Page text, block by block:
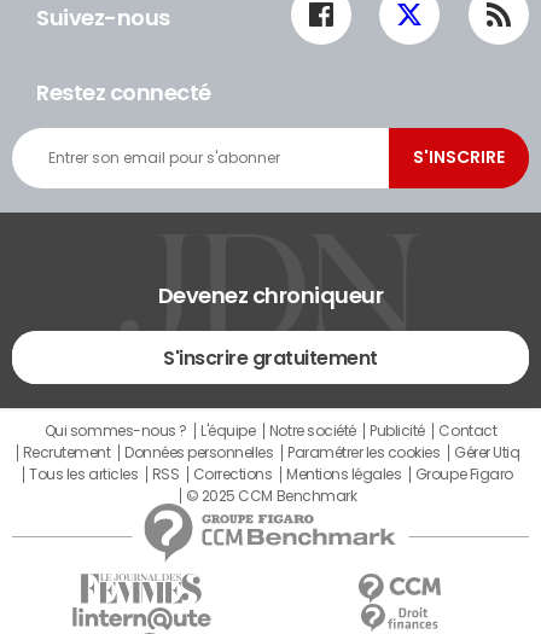
Suivez-nous
Restez connecté
Devenez chroniqueur
S'inscrire gratuitement
Qui sommes-nous ? L'équipe Notre société Publicité
Contact
Recrutement
Données personnelles Paramétrer les cookies
Gérer Utiq
Tous les articles
RSS Corrections Mentions légales
Groupe Figaro
© 2025 CCM Benchmark